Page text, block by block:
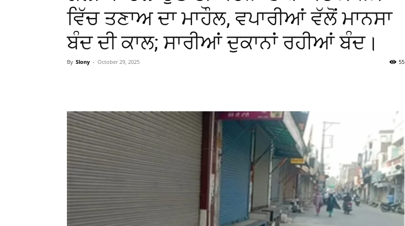
ਵਿੱਚ ਤਣਾਅ ਦਾ ਮਾਹੌਲ, ਵਪਾਰੀਆਂ ਵੱਲੋਂ ਮਾਨਸਾ
ਬੰਦ ਦੀ ਕਾਲ; ਸਾਰੀਆਂ ਦੁਕਾਨਾਂ ਰਹੀਆਂ ਬੰਦ।
By Slony - October 29, 2025 55